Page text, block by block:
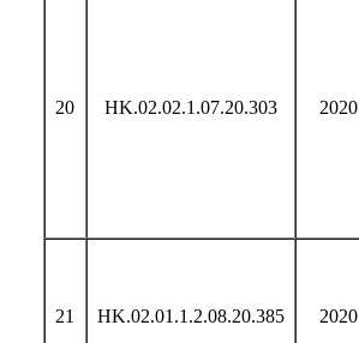
20 HK.02.02.1.07.20.303 2020
21 HK.02.01.1.2.08.20.385 2020